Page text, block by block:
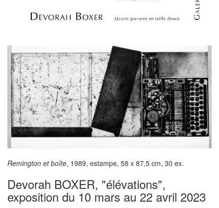
Remington et boîte, 1989, estampe, 58 x 87,5 cm, 30 ex.
Devorah BOXER, "élévations",
exposition du 10 mars au 22 avril 2023